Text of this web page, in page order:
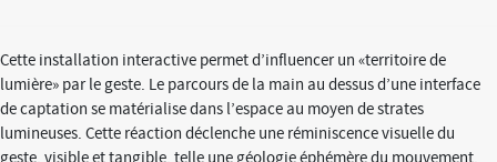
Cette installation interactive permet d’influencer un «territoire de
lumière» par le geste. Le parcours de la main au dessus d’une interface
de captation se matérialise dans l’espace au moyen de strates
lumineuses. Cette réaction déclenche une réminiscence visuelle du